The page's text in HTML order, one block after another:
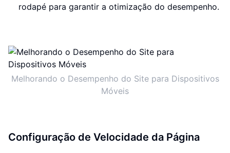
rodapé para garantir a otimização do desempenho.
Melhorando o Desempenho do Site para Dispositivos
Móveis
Configuração de Velocidade da Página